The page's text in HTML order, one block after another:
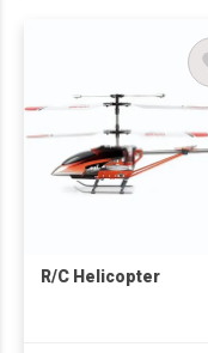
R/C Helicopter